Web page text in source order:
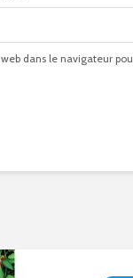
dans le navigateur